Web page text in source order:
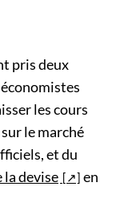
pris deux
les cours
le marché
et du
la devise
en